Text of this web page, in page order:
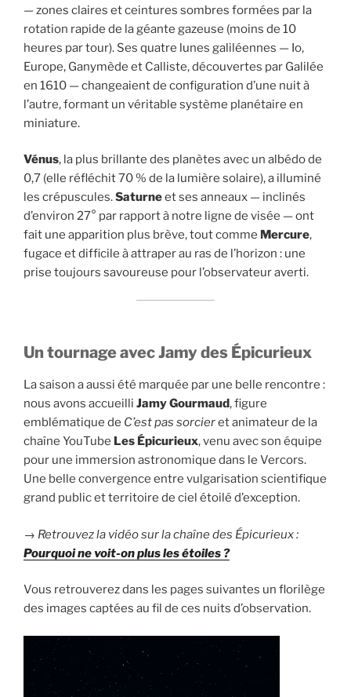
— zones claires et ceintures sombres formées par la
rotation rapide de la géante gazeuse (moins de 10
heures par tour). Ses quatre lunes galiléennes — Io,
Europe, Ganymède et Calliste, découvertes par Galilée
en 1610 — changeaient de configuration d’une nuit à
l’autre, formant un véritable système planétaire en
miniature.
Vénus, la plus brillante des planètes avec un albédo de
0,7 (elle réfléchit 70 % de la lumière solaire), a illuminé
les crépuscules.Saturneet ses anneaux — inclinés
d’environ 27° par rapport à notre ligne de visée — ont
fait une apparition plus brève, tout comme Mercure,
fugace et difficile à attraper au ras de l’horizon : une
prise toujours savoureuse pour l’observateur averti.
Un tournage avec Jamy des Épicurieux
La saison a aussi été marquée par une belle rencontre :
nous avons accueilli Jamy Gourmaud, figure
emblématique de C’est pas sorcieret animateur de la
chaîne YouTube Les Épicurieux, venu avec son équipe
pour une immersion astronomique dans le Vercors.
Une belle convergence entre vulgarisation scientifique
grand public et territoire de ciel étoilé d’exception.
→ Retrouvez la vidéo sur la chaîne des Épicurieux :
Pourquoi ne voit-on plus les étoiles ?
Vous retrouverez dans les pages suivantes un florilège
des images captées au fil de ces nuits d’observation.